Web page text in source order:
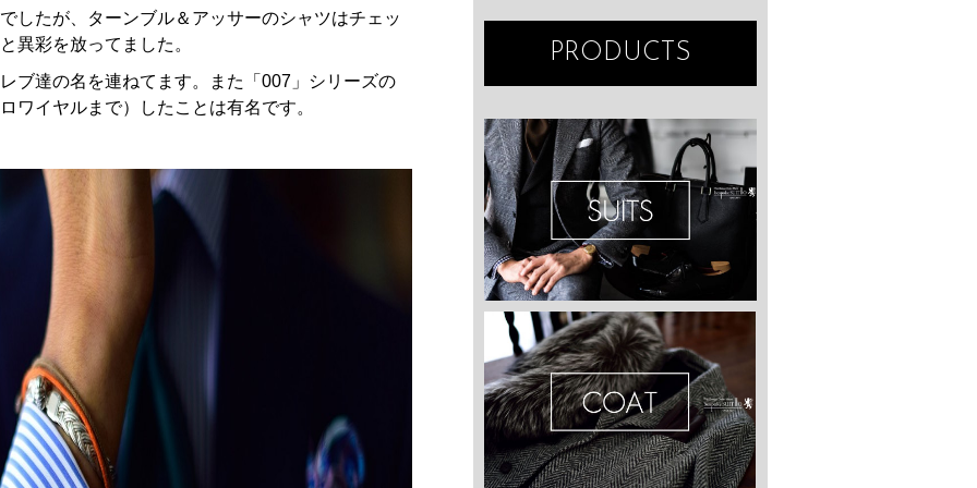
したが、ターンブル＆アッサーのシャツはチェッ
異彩を放ってました。
ブ達の名を連ねてます。また「007」シリーズの
ワイヤルまで）したことは有名です。
PRODUCTS